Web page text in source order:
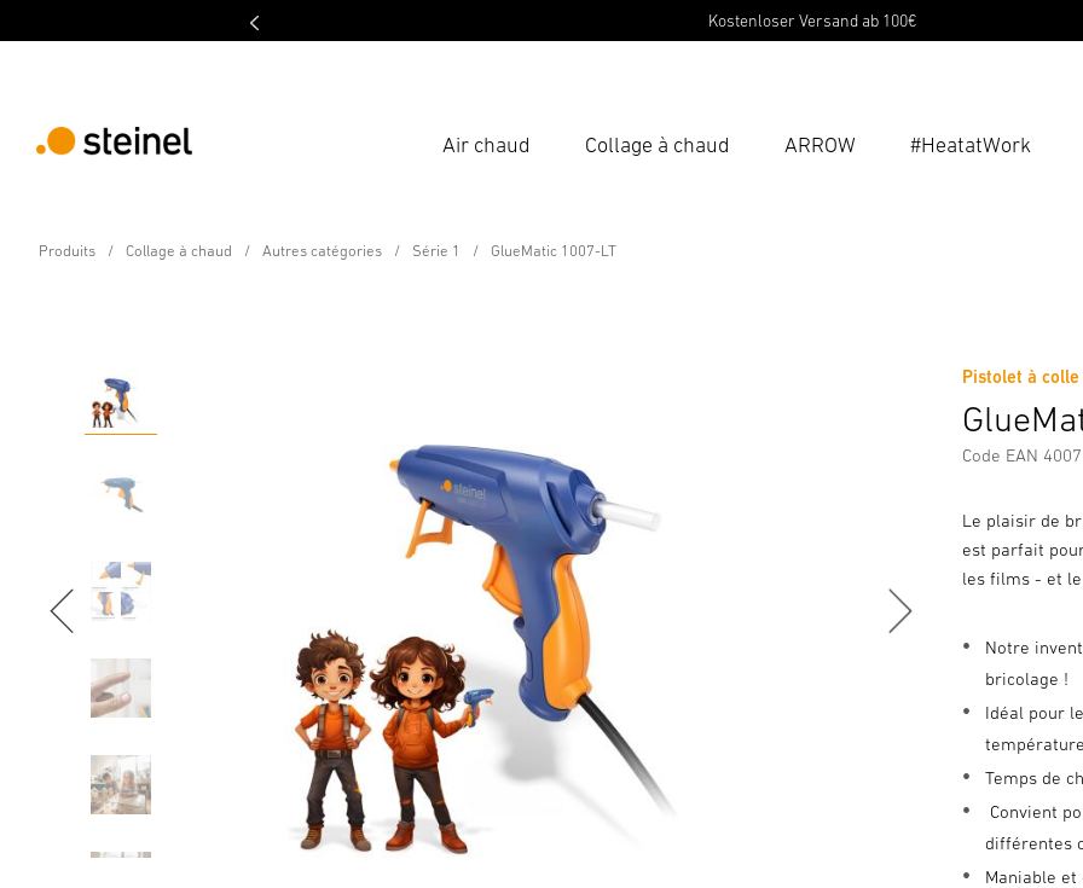
Kostenloser Versand ab 100€
Air chaud Collage à chaud ARROW #HeatatWork
Produits Collage à chaud Autres catégories Série 1 GlueMatic 1007-LT
Pistolet à
Code EAN
Le plaisir de
est parfait
les films - et
Notre
bricolage !
Idéal pour
Temps de
Convient
différentes
Maniable